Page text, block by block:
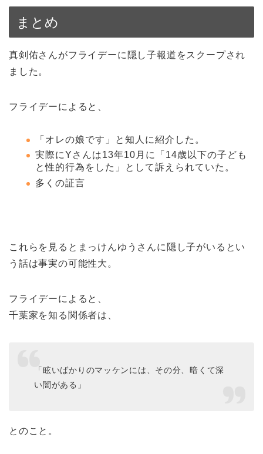
まとめ
真剣佑さんがフライデーに隠し子報道をスクープされ
ました。
フライデーによると、
「オレの娘です」と知人に紹介した。
実際にYさんは13年10月に「14歳以下の子ども
と性的行為をした」として訴えられていた。
多くの証言
これらを見るとまっけんゆうさんに隠し子がいるとい
う話は事実の可能性大。
フライデーによると、
千葉家を知る関係者は、
「眩いばかりのマッケンには、その分、暗くて深
い闇がある」
とのこと。